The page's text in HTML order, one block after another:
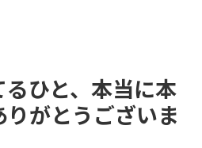
ひと、本当に本
がとうございま